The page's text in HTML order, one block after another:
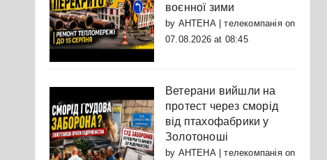
воєнної зими
by АНТЕНА | телекомпаніяon
07.08.2026 at 08:45
Ветерани вийшли на
протест через сморід
від птахофабрики у
Золотоноші
by АНТЕНА | телекомпаніяon